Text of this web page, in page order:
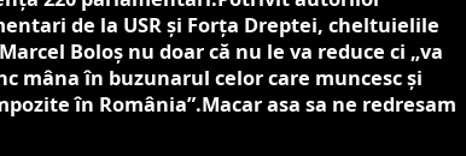
de la USR și Forţa Dreptei, cheltuielile
Boloş nu doar că nu le va reduce ci „va
mâna în buzunarul celor care muncesc şi
în România”.Macar asa sa ne redresam